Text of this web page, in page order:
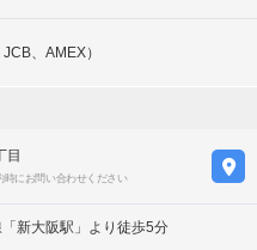
、AMEX）
目
にお問い合わせください
新大阪駅」より徒歩5分